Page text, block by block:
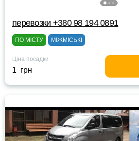
перевозки +380 98 194 0891
ПО МІСТУ МІЖМІСЬКІ
Ціна посадки
1 грн